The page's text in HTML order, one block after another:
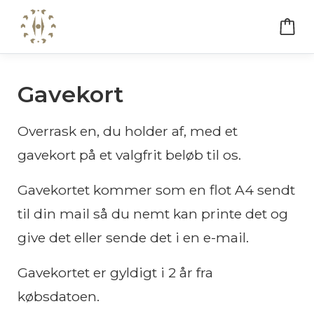
Gavekort
Overrask en, du holder af, med et
gavekort på et valgfrit beløb til os.
Gavekortet kommer som en flot A4 sendt
til din mail så du nemt kan printe det og
give det eller sende det i en e-mail.
Gavekortet er gyldigt i 2 år fra
købsdatoen.